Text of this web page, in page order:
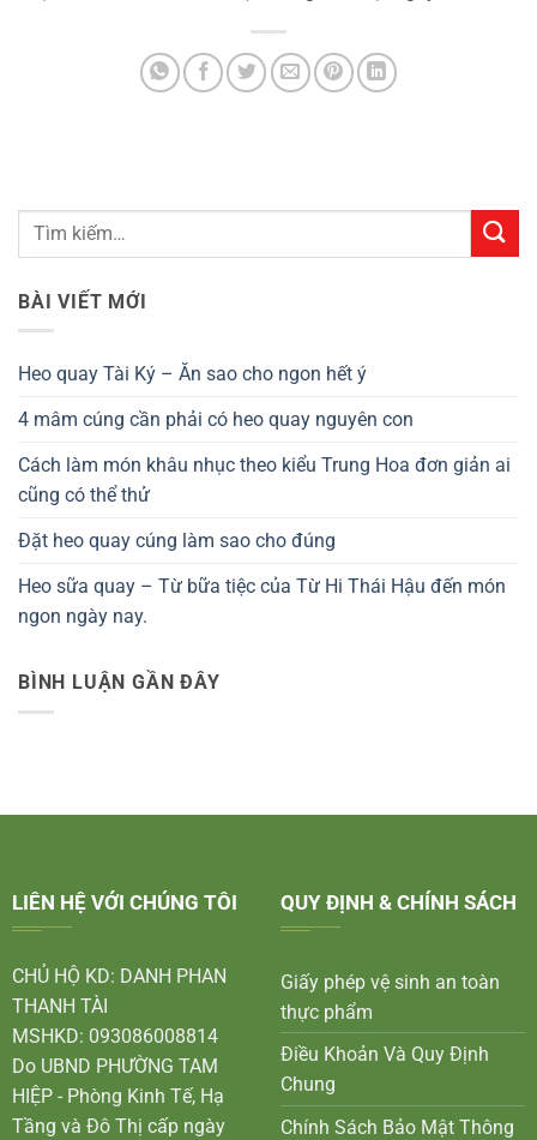
BÀI VIẾT MỚI
Heo quay Tài Ký – Ăn sao cho ngon hết ý
4 mâm cúng cần phải có heo quay nguyên con
Cách làm món khâu nhục theo kiểu Trung Hoa đơn giản ai
cũng có thể thử
Đặt heo quay cúng làm sao cho đúng
Heo sữa quay – Từ bữa tiệc của Từ Hi Thái Hậu đến món
ngon ngày nay.
BÌNH LUẬN GẦN ĐÂY
LIÊN HỆ VỚI CHÚNG TÔI
CHỦ HỘ KD: DANH PHAN
THANH TÀI
MSHKD: 093086008814
Do UBND PHƯỜNG TAM
HIỆP - Phòng Kinh Tế, Hạ
Tầng và Đô Thị cấp ngày
QUY ĐỊNH & CHÍNH SÁCH
Giấy phép vệ sinh an toàn
thực phẩm
Điều Khoản Và Quy Định
Chung
Chính Sách Bảo Mật Thông